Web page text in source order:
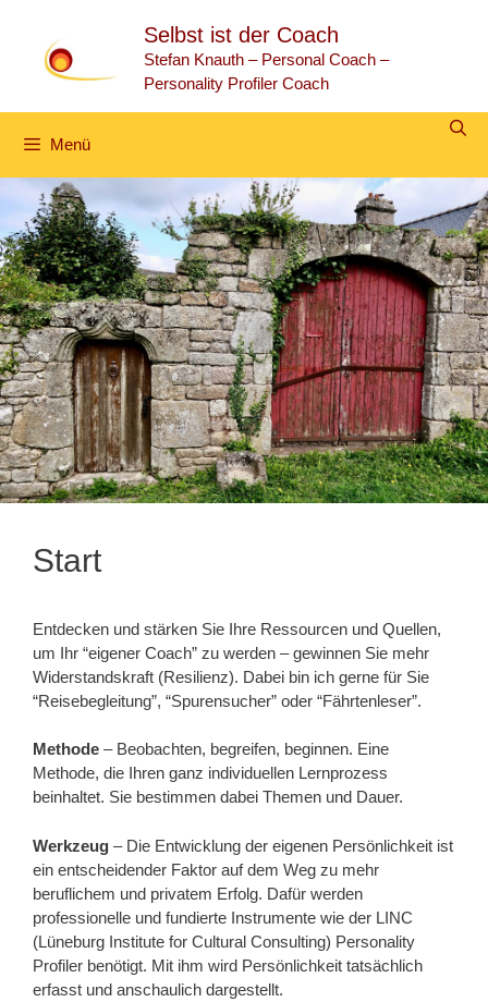
springen
Selbst ist der Coach
Stefan Knauth – Personal Coach –
Personality Profiler Coach
Menü
Start
Entdecken und stärken Sie Ihre Ressourcen und Quellen,
um Ihr “eigener Coach” zu werden – gewinnen Sie mehr
Widerstandskraft (Resilienz). Dabei bin ich gerne für Sie
“Reisebegleitung”, “Spurensucher” oder “Fährtenleser”.
Methode – Beobachten, begreifen, beginnen. Eine
Methode, die Ihren ganz individuellen Lernprozess
beinhaltet. Sie bestimmen dabei Themen und Dauer.
Werkzeug – Die Entwicklung der eigenen Persönlichkeit ist
ein entscheidender Faktor auf dem Weg zu mehr
beruflichem und privatem Erfolg. Dafür werden
professionelle und fundierte Instrumente wie der LINC
(Lüneburg Institute for Cultural Consulting) Personality
Profiler benötigt. Mit ihm wird Persönlichkeit tatsächlich
erfasst und anschaulich dargestellt.